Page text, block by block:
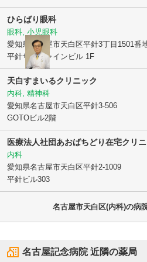
ひらばり眼科
眼科, 小児眼科
愛知県名古屋市天白区平針3丁目1501番
平針サンシャインビル 1F
天白すまいるクリニック
内科, 精神科
愛知県名古屋市天白区平針3-506
GOTOビル2階
医療法人社団あおばちどり在宅クリ
内科
愛知県名古屋市天白区平針2-1009
平針ビル303
名古屋市天白区(内科)の病
名古屋記念病院近隣の薬局